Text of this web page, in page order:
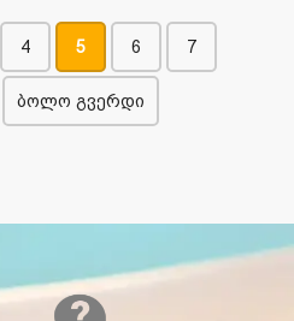
4 5 6 7
ბოლო გვერდი